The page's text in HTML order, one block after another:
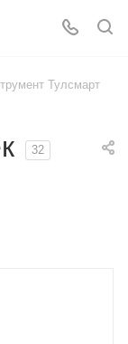
Тулсмарт
32